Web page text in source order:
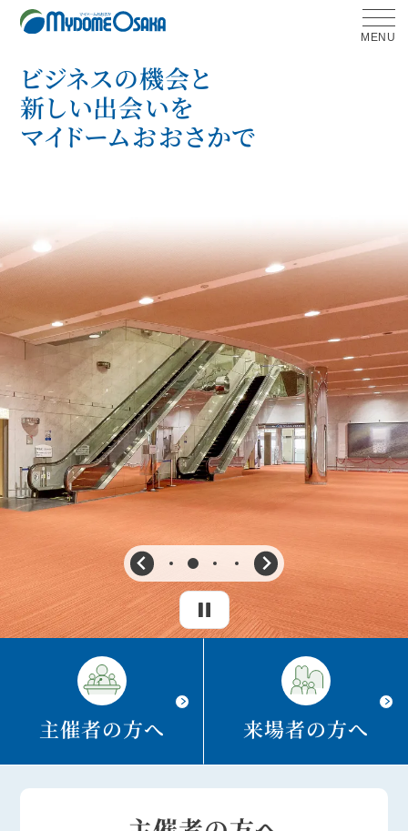
ビジネスの機会と
新しい出会いを
マイドームおおさかで
主催者の方へ 来場者の方へ
MENU